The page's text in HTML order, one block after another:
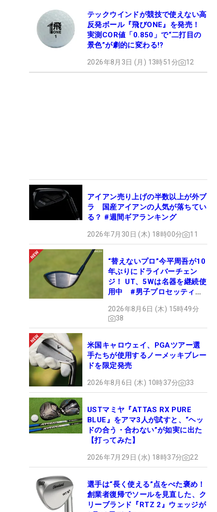
テックウインドが競技で使えない高
反発ボール『飛びONE』を発売！
実測COR値「0.850」で“二打目の
景色”が劇的に変わる!?
2026年8月3日 (月) 13時51分 12
アイアン売り上げの半数以上が外ブ
ラ 国産アイアンの人気が落ちてい
る？ #週間ギアランキング
2026年7月30日 (木) 18時00分 11
“替えないプロ”今平周吾が10
年ぶりにドライバーチェン
ジ！ UT、5Wは名器を継続使
用中 #男子プロセッティン
2026年8月6日 (木) 15時49分
38
米国キャロウェイ、PGAツアー選
手たちが使用するノーメッキブレー
ドを限定発売
2026年8月6日 (木) 10時37分 33
USTマミヤ『ATTAS RX PURE
BLUE』をアマ3人が試すと、“ヘッ
ドの合う・合わない”が如実に出た
【打ってみた】
2026年7月29日 (水) 18時37分 22
選手は“長く使える”点をべた褒め！
創業者復帰でソールを見直した、ク
リーブランド『RTZ 2』ウェッジが